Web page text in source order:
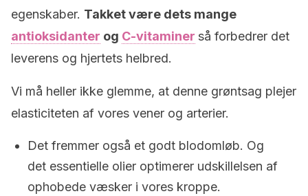
egenskaber. Takket være dets mange
antioksidanter og C-vitaminer så forbedrer det
leverens og hjertets helbred.
Vi må heller ikke glemme, at denne grøntsag plejer
elasticiteten af vores vener og arterier.
Det fremmer også et godt blodomløb. Og
det essentielle olier optimerer udskillelsen af
ophobede væsker i vores kroppe.